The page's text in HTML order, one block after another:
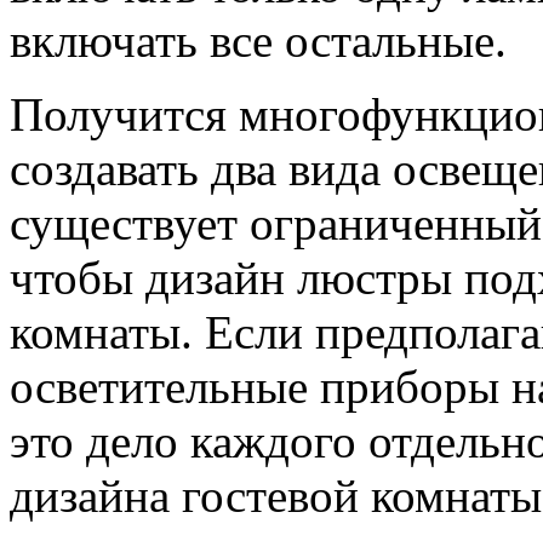
включать все остальные.
Получится
создавать два вида
существует
чтобы дизайн люстры
комнаты. Если
осветительные приборы
это дело каждого
дизайна гостевой